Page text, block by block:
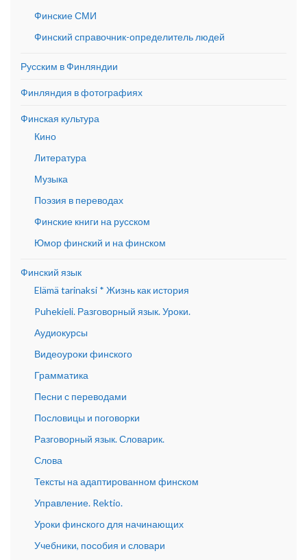
Финские СМИ
Финский справочник-определитель людей
Русским в Финляндии
Финляндия в фотографиях
Финская культура
Кино
Литература
Музыка
Поэзия в переводах
Финские книги на русском
Юмор финский и на финском
Финский язык
Elämä tarinaksi * Жизнь как история
Puhekieli. Разговорный язык. Уроки.
Аудиокурсы
Видеоуроки финского
Грамматика
Песни с переводами
Пословицы и поговорки
Разговорный язык. Словарик.
Слова
Тексты на адаптированном финском
Управление. Rektio.
Уроки финского для начинающих
Учебники, пособия и словари